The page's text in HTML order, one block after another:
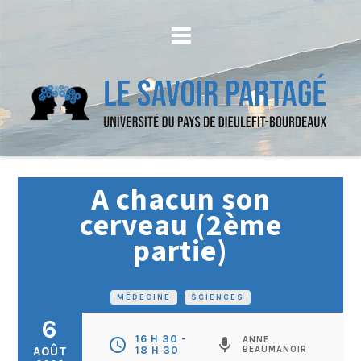
MÉDECINE SCIENCES
A chacun son
cerveau (2ème
partie)
6
AOÛT schedule
16 H 30 -
18 H 30
mic
ANNE
BEAUMANOIR